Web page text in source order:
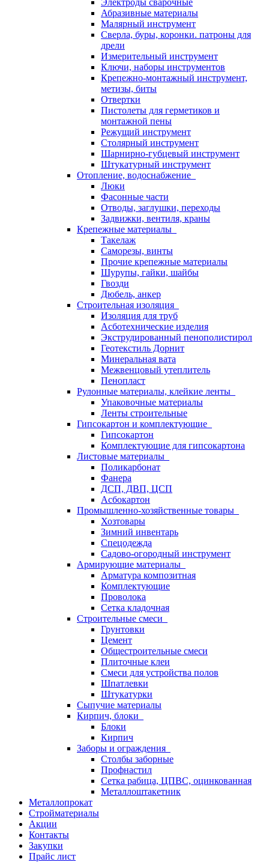
Электроды сварочные
Абразивные материалы
Малярный инструмент
Сверла, буры, коронки. патроны для
дрели
Измерительный инструмент
Ключи, наборы инструментов
Крепежно-монтажный инструмент,
метизы, биты
Отвертки
Пистолеты для герметиков и
монтажной пены
Режущий инструмент
Столярный инструмент
Шарнирно-губцевый инструмент
Штукатурный инструмент
Отопление, водоснабжение
Люки
Фасонные части
Отводы, заглушки, переходы
Задвижки, вентиля, краны
Крепежные материалы
Такелаж
Саморезы, винты
Прочие крепежные материалы
Шурупы, гайки, шайбы
Гвозди
Дюбель, анкер
Строительная изоляция
Изоляция для труб
Асботехнические изделия
Экструдированный пенополистирол
Геотекстиль Дорнит
Минеральная вата
Межвенцовый утеплитель
Пенопласт
Рулонные материалы, клейкие ленты
Упаковочные материалы
Ленты строительные
Гипсокартон и комплектующие
Гипсокартон
Комплектующие для гипсокартона
Листовые материалы
Поликарбонат
Фанера
ДСП, ДВП, ЦСП
Асбокартон
Промышленно-хозяйственные товары
Хозтовары
Зимний инвентарь
Спецодежда
Садово-огородный инструмент
Армирующие материалы
Арматура композитная
Комплектующие
Проволока
Сетка кладочная
Строительные смеси
Грунтовки
Цемент
Общестроительные смеси
Плиточные клеи
Смеси для устройства полов
Шпатлевки
Штукатурки
Сыпучие материалы
Кирпич, блоки
Блоки
Кирпич
Заборы и ограждения
Столбы заборные
Профнастил
Сетка рабица, ЦПВС, оцинкованная
Металлоштакетник
Металлопрокат
Стройматериалы
Акции
Контакты
Закупки
Прайс лист